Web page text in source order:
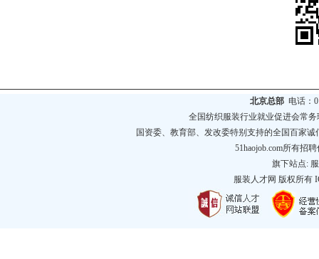
北京总部 电话：
全国纺织服装行业就业促进会常务
国资委、教育部、发改委特别支持的全国百家
51haojob.com所有招
旗下站点:
服装人才网 版权所有